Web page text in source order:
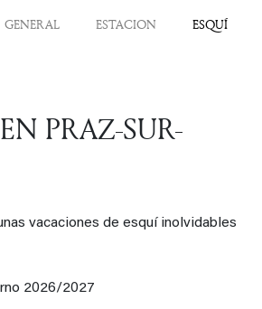
GENERAL ESTACION ESQUÍ
PRAZ-SUR-
vacaciones de esquí inolvidables
2026/2027